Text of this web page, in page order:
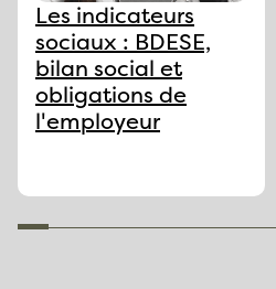
Les indicateurs
sociaux : BDESE,
bilan social et
obligations de
l'employeur